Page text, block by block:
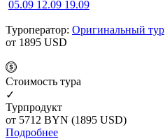
05.09 12.09 19.09
Туроператор: Оригинальный тур
от 1895 USD
Cтоимость тура
✓
Турпродукт
от 5712 BYN (1895 USD)
Подробнее